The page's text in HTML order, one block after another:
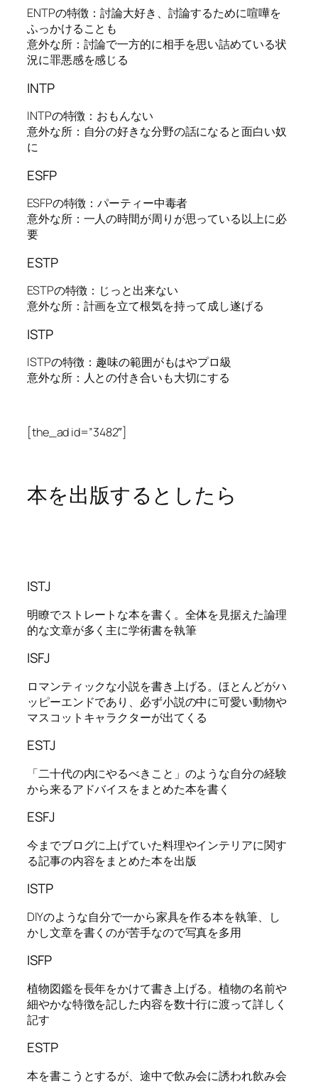
ENTPの特徴：討論大好き、討論するために喧嘩を
ふっかけることも
意外な所：討論で一方的に相手を思い詰めている状
況に罪悪感を感じる
INTP
INTPの特徴：おもんない
意外な所：自分の好きな分野の話になると面白い奴
に
ESFP
ESFPの特徴：パーティー中毒者
意外な所：一人の時間が周りが思っている以上に必
要
ESTP
ESTPの特徴：じっと出来ない
意外な所：計画を立て根気を持って成し遂げる
ISTP
ISTPの特徴：趣味の範囲がもはやプロ級
意外な所：人との付き合いも大切にする
[the_ad id=”3482″]
本を出版するとしたら
ISTJ
明瞭でストレートな本を書く。全体を見据えた論理
的な文章が多く主に学術書を執筆
ISFJ
ロマンティックな小説を書き上げる。ほとんどがハ
ッピーエンドであり、必ず小説の中に可愛い動物や
マスコットキャラクターが出てくる
ESTJ
「二十代の内にやるべきこと」のような自分の経験
から来るアドバイスをまとめた本を書く
ESFJ
今までブログに上げていた料理やインテリアに関す
る記事の内容をまとめた本を出版
ISTP
DIYのような自分で一から家具を作る本を執筆、し
かし文章を書くのが苦手なので写真を多用
ISFP
植物図鑑を長年をかけて書き上げる。植物の名前や
細やかな特徴を記した内容を数十行に渡って詳しく
記す
ESTP
本を書こうとするが、途中で飲み会に誘われ飲み会